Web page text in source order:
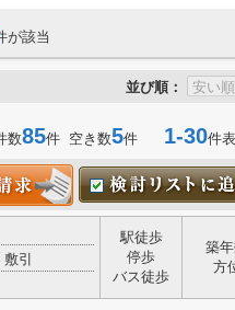
が該当
並び順：
数85件 空き数5件 1-30件
引
駅徒歩
停歩
バス徒歩
築
方